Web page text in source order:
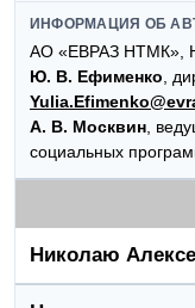
ИНФОРМАЦИЯ ОБ
АО «ЕВРАЗ НТМК»,
Ю. В. Ефименко,
А. В. Москвин,
социальных
Николаю